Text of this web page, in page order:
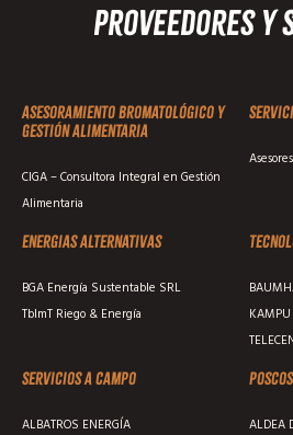
Proveedores y
Asesoramiento Bromatológico y
Gestión Alimentaria
CIGA – Consultora Integral en Gestión
Alimentaria
Asesores
Energias alternativas
BGA Energía Sustentable SRL
TblmT Riego & Energía
KAMPU
Servicios a campo
ALBATROS ENERGÍA
ALDEA